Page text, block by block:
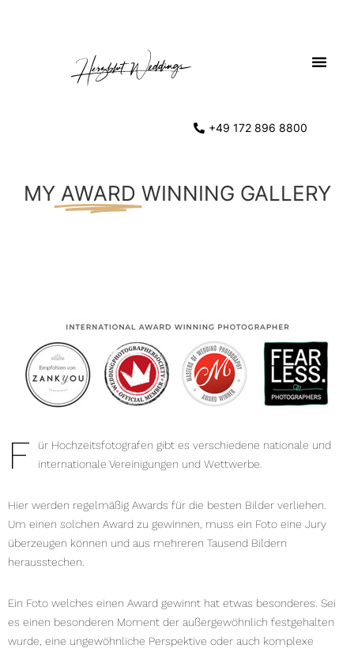
+49 172 896 8800
MY AWARD WINNING GALLERY
F
ür Hochzeitsfotografen gibt es verschiedene nationale und
internationale Vereinigungen und Wettwerbe.
Hier werden regelmäßig Awards für die besten Bilder verliehen.
Um einen solchen Award zu gewinnen, muss ein Foto eine Jury
überzeugen können und aus mehreren Tausend Bildern
herausstechen.
Ein Foto welches einen Award gewinnt hat etwas besonderes. Sei
es einen besonderen Moment der außergewöhnlich festgehalten
wurde, eine ungewöhnliche Perspektive oder auch komplexe